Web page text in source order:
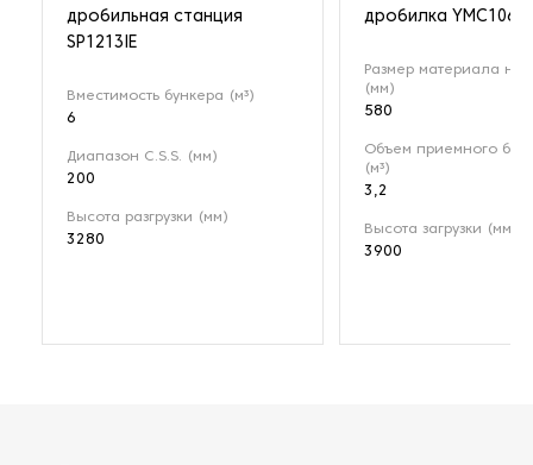
дробильная станция
SP1213IE
Вместимость бункера (м³)
6
Диапазон C.S.S. (мм)
200
Высота разгрузки (мм)
3280
дробилка YMC106
Размер материала на
(мм)
580
Объем приемного
(м³)
3,2
Высота загрузки (мм)
3900